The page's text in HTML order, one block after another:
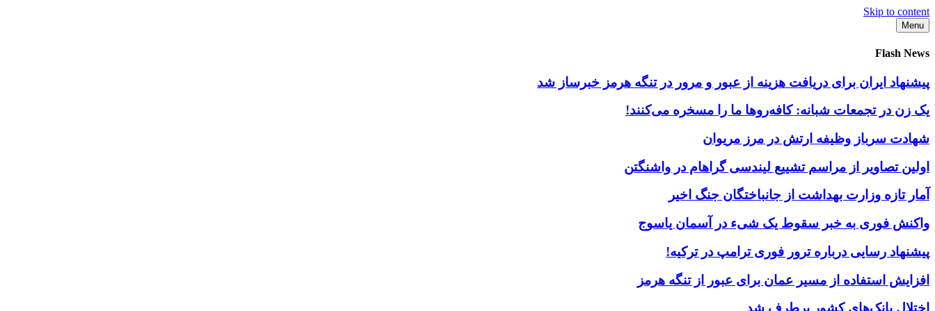
Skip to content
Menu
Flash News
پیشنهاد ایران برای دریافت هزینه از عبور و مرور در تنگه هرمز خبرساز شد
یک زن در تجمعات شبانه: کافه‌روها ما را مسخره می‌کنند!
شهادت سرباز وظیفه ارتش در مرز مریوان
اولین تصاویر از مراسم تشییع لیندسی گراهام در واشنگتن
آمار تازه وزارت بهداشت از جانباختگان جنگ اخیر
واکنش فوری به خبر سقوط یک شیء در آسمان یاسوج
پیشنهاد رسایی درباره ترور فوری ترامپ در ترکیه!
افزایش استفاده از مسیر عمان برای عبور از تنگه هرمز
اختلال بانک‌های کشور برطرف شد